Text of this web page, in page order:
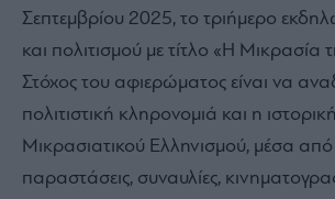
Σεπτεμβρίου 2025, το τριήμερο
και πολιτισμού με τίτλο «Η Μικρασία
Στόχος του αφιερώματος είναι να
πολιτιστική κληρονομιά και η
Μικρασιατικού Ελληνισμού, μέσα από
παραστάσεις, συναυλίες,